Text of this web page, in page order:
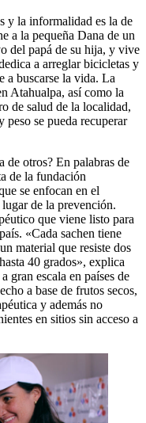
y la informalidad es la de
a la pequeña Dana de un
del papá de su hija, y vive
a arreglar bicicletas y
a buscarse la vida. La
Atahualpa, así como la
de salud de la localidad,
peso se pueda recuperar
de otros? En palabras de
de la fundación
se enfocan en el
de la prevención.
que viene listo para
«Cada sachen tiene
material que resiste dos
40 grados», explica
gran escala en países de
a base de frutos secos,
y además no
en sitios sin acceso a